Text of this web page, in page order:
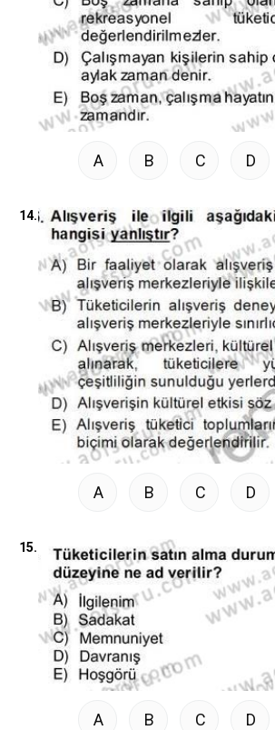
A B C D
14.
A B C D
15.
A B C D